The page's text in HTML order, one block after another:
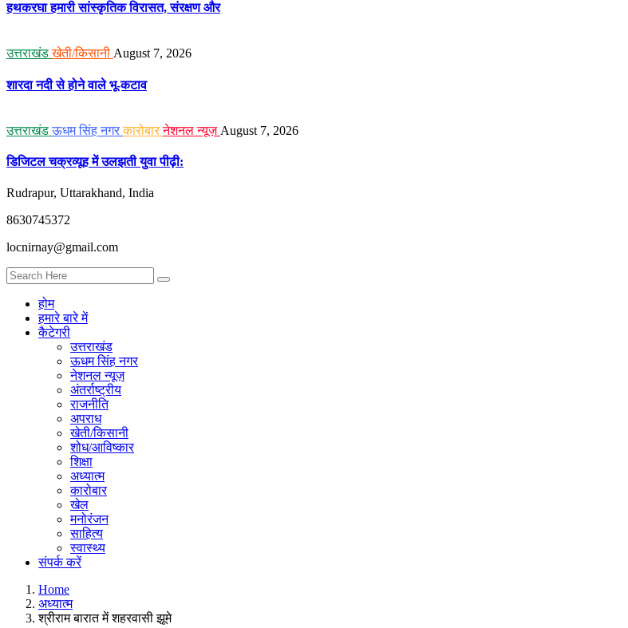
हथकरघा हमारी सांस्कृतिक विरासत, संरक्षण और
उत्तराखंड खेती/किसानी August 7, 2026
शारदा नदी से होने वाले भू-कटाव
उत्तराखंड ऊधम सिंह नगर कारोबार नेशनल न्यूज़ August 7, 2026
डिजिटल चक्रव्यूह में उलझती युवा पीढ़ी:
Rudrapur, Uttarakhand, India
8630745372
locnirnay@gmail.com
होम
हमारे बारे में
कैटेगरी
उत्तराखंड
ऊधम सिंह नगर
नेशनल न्यूज़
अंतर्राष्ट्रीय
राजनीति
अपराध
खेती/किसानी
शोध/आविष्कार
शिक्षा
अध्यात्म
कारोबार
खेल
मनोरंजन
साहित्य
स्वास्थ्य
संपर्क करें
Home
अध्यात्म
श्रीराम बारात में शहरवासी झूमे